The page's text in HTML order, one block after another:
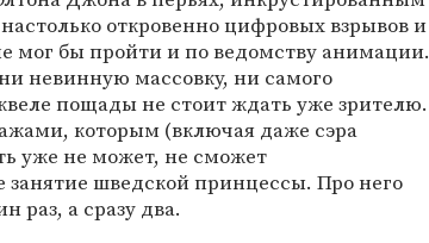
откровенно цифровых взрывов и
мог бы пройти и по ведомству анимации.
невинную массовку, ни самого
пощады не стоит ждать уже зрителю.
которым (включая даже сэра
уже не может, не сможет
шведской принцессы. Про него
раз, а сразу два.